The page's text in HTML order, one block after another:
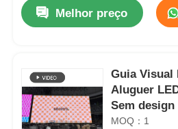
Melhor preço
Guia Visual
Aluguer
Sem
Exibição de
MOQ：1